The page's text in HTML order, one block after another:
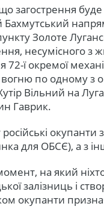
загострення
Золоте
несумісного з
72-ї окремої
по одному з
Вільний на
Гаврик.
окупанти
для ОБСЄ), а з
на який
залізниць і
окупанти